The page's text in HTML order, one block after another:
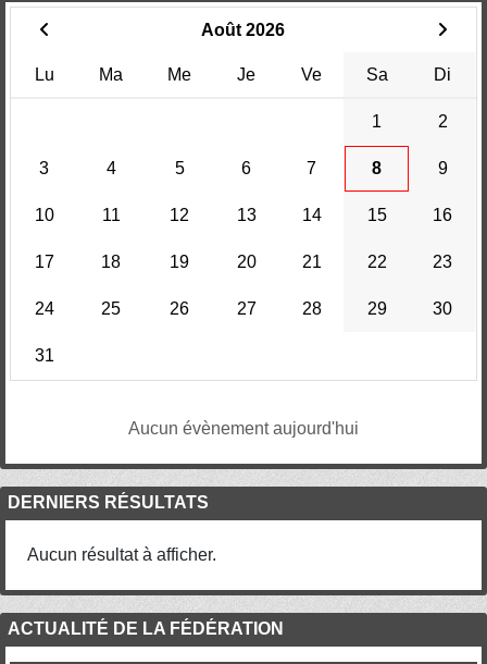
Août 2026
Lu Ma Me Je Ve Sa Di
1 2
3 4 5 6 7 8 9
10 11 12 13 14 15 16
17 18 19 20 21 22 23
24 25 26 27 28 29 30
31
Aucun évènement aujourd'hui
DERNIERS RÉSULTATS
Aucun résultat à afficher.
ACTUALITÉ DE LA FÉDÉRATION